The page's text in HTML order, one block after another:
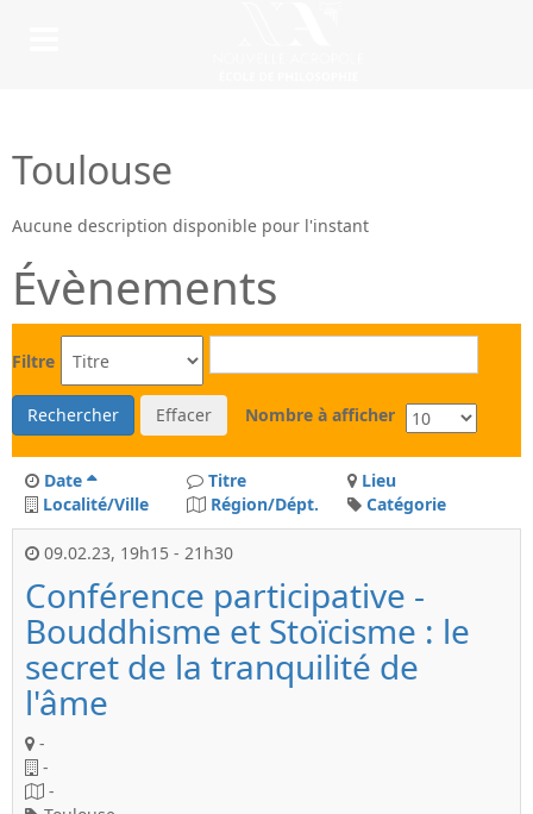
Toulouse
Aucune description disponible pour l'instant
Évènements
Filtre
Rechercher Effacer Nombre à afficher
Date Titre
Lieu
Localité/Ville
Région/Dépt. Catégorie
09.02.23, 19h15 - 21h30
Conférence participative -
Bouddhisme et Stoïcisme : le
secret de la tranquilité de
l'âme
-
-
-